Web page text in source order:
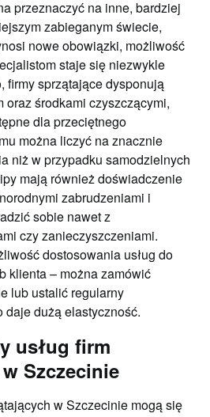
przeznaczyć na inne, bardziej
zabieganym świecie,
nowe obowiązki, możliwość
staje się niezwykle
firmy sprzątające dysponują
oraz środkami czyszczącymi,
dla przeciętnego
można liczyć na znacznie
niż w przypadku samodzielnych
mają również doświadczenie
zabrudzeniami i
sobie nawet z
czy zanieczyszczeniami.
dostosowania usług do
klienta – można zamówić
lub ustalić regularny
daje dużą elastyczność.
usług firm
Szczecinie
w Szczecinie mogą się